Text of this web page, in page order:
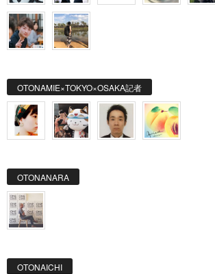
OTONAMIE×TOKYO×OSAKA記者
OTONANARA
OTONAICHI